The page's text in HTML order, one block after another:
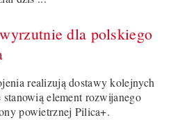
dla polskiego
realizują dostawy kolejnych
element rozwijanego
powietrznej Pilica+.